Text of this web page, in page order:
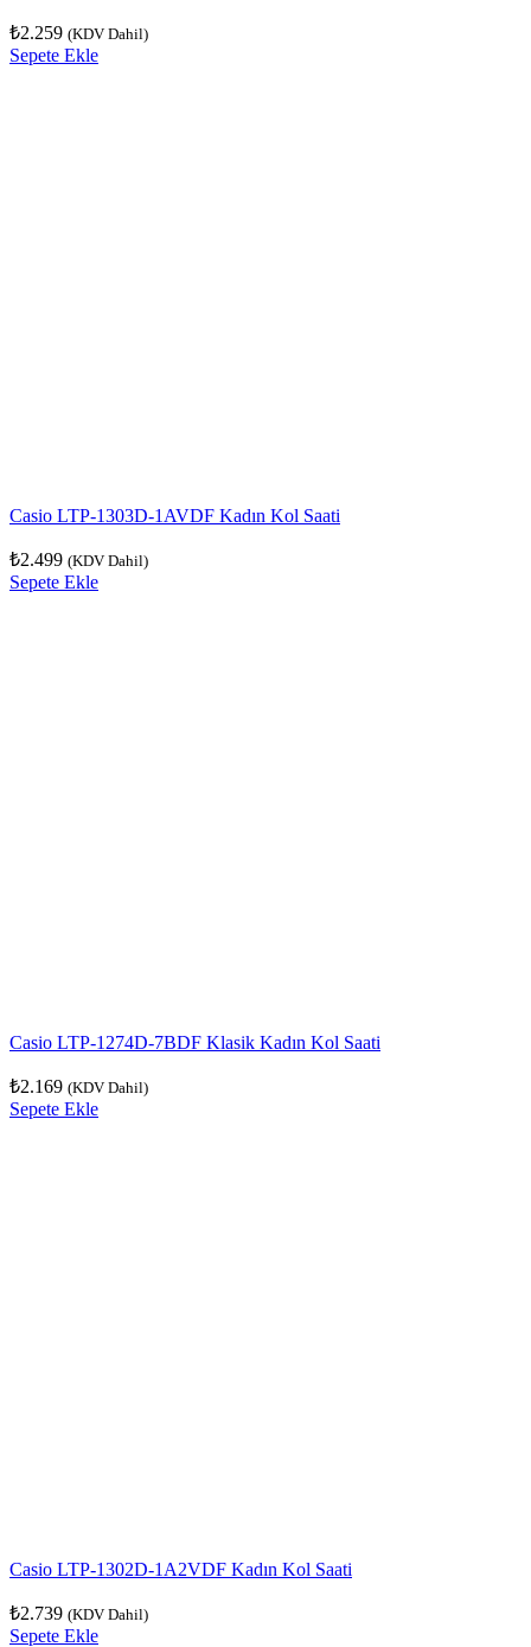
₺2.259 (KDV Dahil)
Sepete Ekle
Casio LTP-1303D-1AVDF Kadın Kol Saati
₺2.499 (KDV Dahil)
Sepete Ekle
Casio LTP-1274D-7BDF Klasik Kadın Kol Saati
₺2.169 (KDV Dahil)
Sepete Ekle
Casio LTP-1302D-1A2VDF Kadın Kol Saati
₺2.739 (KDV Dahil)
Sepete Ekle